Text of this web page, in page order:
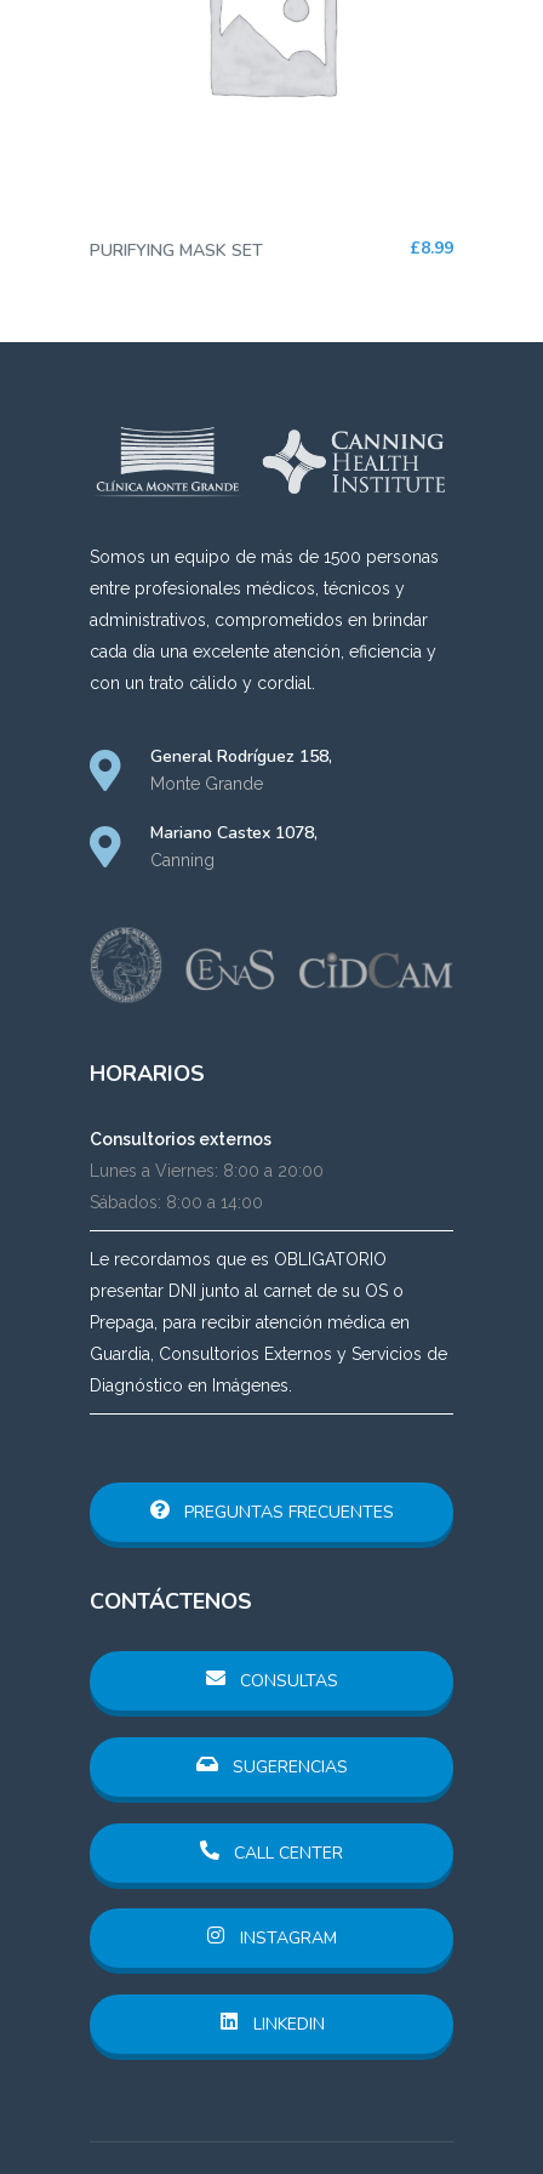
AGREGAR AL CARRITO
PURIFYING MASK SET £8.99
Somos un equipo de más de 1500 personas
entre profesionales médicos, técnicos y
administrativos, comprometidos en brindar
cada día una excelente atención, eficiencia y
con un trato cálido y cordial.
General Rodríguez 158,
Monte Grande
Mariano Castex 1078,
Canning
HORARIOS
Consultorios externos
Lunes a Viernes: 8:00 a 20:00
Sábados: 8:00 a 14:00
Le recordamos que es OBLIGATORIO
presentar DNI junto al carnet de su OS o
Prepaga, para recibir atención médica en
Guardia, Consultorios Externos y Servicios de
Diagnóstico en Imágenes.
PREGUNTAS FRECUENTES
CONTÁCTENOS
CONSULTAS
SUGERENCIAS
CALL CENTER
INSTAGRAM
LINKEDIN